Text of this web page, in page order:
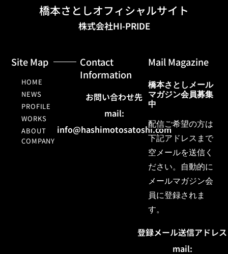
橋本さとしオフィシャルサイト
株式会社HI-PRIDE
Site Map
HOME
NEWS
PROFILE
WORKS
ABOUT
COMPANY
Contact
Information
お問い合わせ先
mail:
info@hashimotosatoshi.com
Mail Magazine
橋本さとしメール
マガジン会員募集
中
配信ご希望の方は
下記アドレスまで
空メールを送信く
ださい。 自動的に
メールマガジン会
員に登録されま
す。
登録メール送信アドレス
mail: